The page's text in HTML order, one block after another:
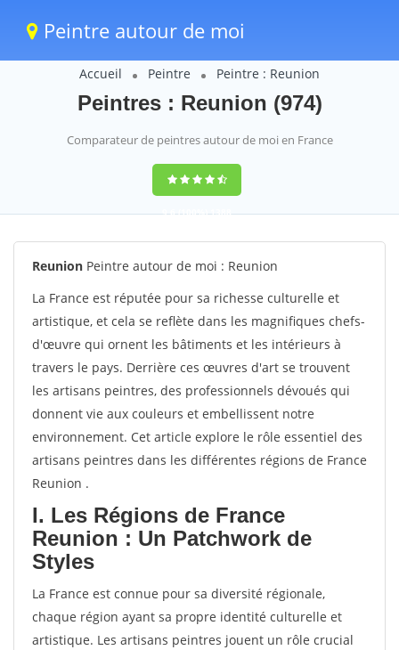
Peintre autour de moi
Accueil Peintre Peintre : Reunion
Peintres : Reunion (974)
Comparateur de peintres autour de moi en France
9,6(100%)1388
votes
Reunion Peintre autour de moi : Reunion
La France est réputée pour sa richesse culturelle et
artistique, et cela se reflète dans les magnifiques chefs-
d'œuvre qui ornent les bâtiments et les intérieurs à
travers le pays. Derrière ces œuvres d'art se trouvent
les artisans peintres, des professionnels dévoués qui
donnent vie aux couleurs et embellissent notre
environnement. Cet article explore le rôle essentiel des
artisans peintres dans les différentes régions de France
Reunion .
I. Les Régions de France
Reunion : Un Patchwork de
Styles
La France est connue pour sa diversité régionale,
chaque région ayant sa propre identité culturelle et
artistique. Les artisans peintres jouent un rôle crucial